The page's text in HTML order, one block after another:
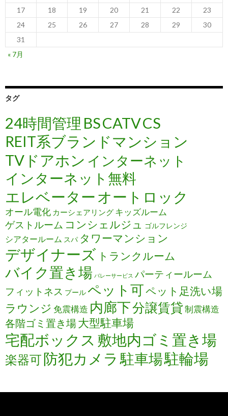
17 18 19 20 21 22
23
24
25 26 27 28 29
30
31
« 7月
タグ
24時間管理 BSCATVCS
REIT系ブランドマンション
TVドアホン インターネット
インターネット無料
エレベーター オートロック
オール電化 カーシェアリング キッズルーム
ゲストルーム コンシェルジュ ゴルフレンジ
シアタールーム スパ タワーマンション
デザイナーズ トランクルーム
バイク置き場 バレーサービス パーティールーム
フィットネス プールペット可ペット足洗い場
ラウンジ 免震構造 内廊下分譲賃貸制震構造
各階ゴミ置き場大型駐車場
宅配ボックス 敷地内ゴミ置き場
楽器可防犯カメラ 駐車場駐輪場